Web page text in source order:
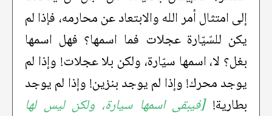
إلى امتثال أمر الله والابتعاد عن محارمه، فإذا لم
يكن للسّيّارة عجلات فما اسمها؟ فهل اسمها
بغل؟ لا، اسمها سيّارة، ولكن بلا عجلات! وإذا لم
يوجد محرك! وإذا لم يوجد بنزين! وإذا لم يوجد
بطارية![فيبقى اسمها سيارة، ولكن ليس لها